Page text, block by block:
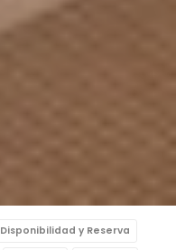
Disponibilidad y Reserva